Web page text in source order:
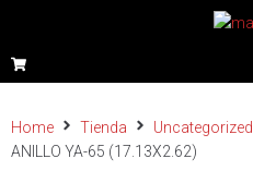
Home Tienda Uncategorized
ANILLO YA-65 (17.13X2.62)